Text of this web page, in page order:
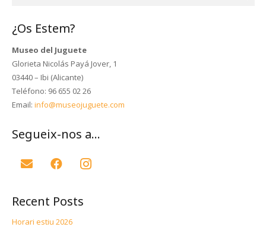
¿Os Estem?
Museo del Juguete
Glorieta Nicolás Payá Jover, 1
03440 – Ibi (Alicante)
Teléfono: 96 655 02 26
Email: info@museojuguete.com
Segueix-nos a…
Recent Posts
Horari estiu 2026